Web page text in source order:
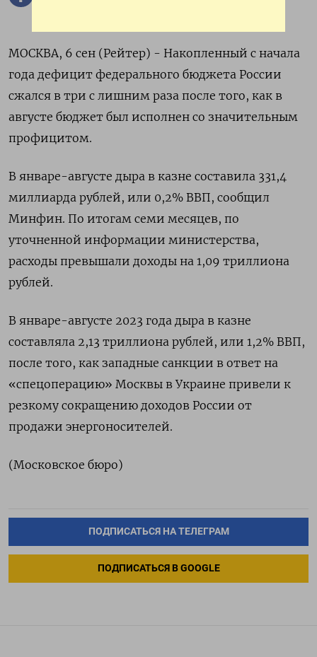
МОСКВА, 6 сен (Рейтер) - Накопленный с начала
года дефицит федерального бюджета России
сжался в три с лишним раза после того, как в
августе бюджет был исполнен со значительным
профицитом.
В январе-августе дыра в казне составила 331,4
миллиарда рублей, или 0,2% ВВП, сообщил
Минфин. По итогам семи месяцев, по
уточненной информации министерства,
расходы превышали доходы на 1,09 триллиона
рублей.
В январе-августе 2023 года дыра в казне
составляла 2,13 триллиона рублей, или 1,2% ВВП,
после того, как западные санкции в ответ на
«спецоперацию» Москвы в Украине привели к
резкому сокращению доходов России от
продажи энергоносителей.
(Московское бюро)
ПОДПИСАТЬСЯ НА ТЕЛЕГРАМ
ПОДПИСАТЬСЯ В GOOGLE